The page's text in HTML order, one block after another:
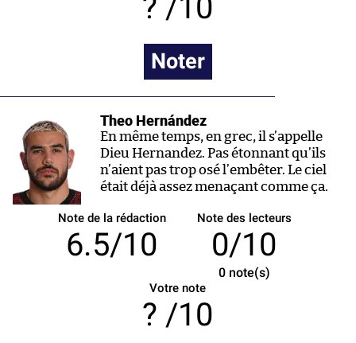
Noter
Theo Hernández
En même temps, en grec, il s’appelle
Dieu Hernandez. Pas étonnant qu’ils
n’aient pas trop osé l’embêter. Le ciel
était déjà assez menaçant comme ça.
Note de la rédaction
6.5/10
Note des lecteurs
0/10
0note(s)
Votre note
/10